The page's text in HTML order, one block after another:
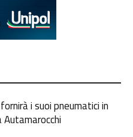
i suoi pneumatici in
Autamarocchi